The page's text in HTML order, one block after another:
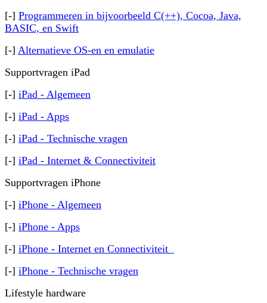
[-] Programmeren in bijvoorbeeld C(++), Cocoa, Java,
BASIC, en Swift
[-] Alternatieve OS-en en emulatie
Supportvragen iPad
[-] iPad - Algemeen
[-] iPad - Apps
[-] iPad - Technische vragen
[-] iPad - Internet & Connectiviteit
Supportvragen iPhone
[-] iPhone - Algemeen
[-] iPhone - Apps
[-] iPhone - Internet en Connectiviteit
[-] iPhone - Technische vragen
Lifestyle hardware